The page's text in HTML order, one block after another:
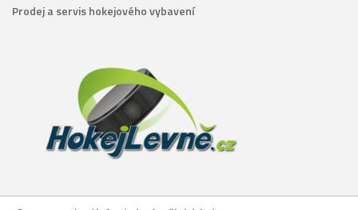
Prodej a servis hokejového vybavení